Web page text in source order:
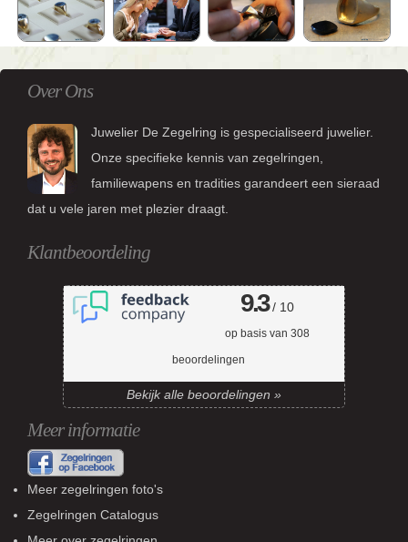
Over Ons
Juwelier De Zegelring is gespecialiseerd juwelier.
Onze specifieke kennis van zegelringen,
familiewapens en tradities garandeert een sieraad
dat u vele jaren met plezier draagt.
Klantbeoordeling
9.3/ 10
op basis van 308
beoordelingen
Bekijk alle beoordelingen »
Meer informatie
Meer zegelringen foto's
Zegelringen Catalogus